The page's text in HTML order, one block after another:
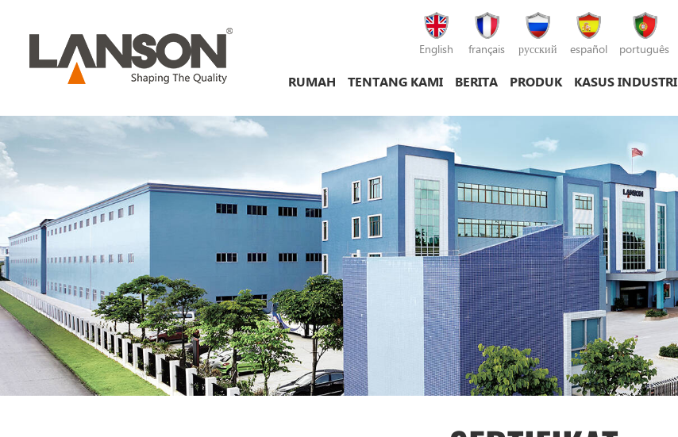
English français русский español português
RUMAH TENTANG KAMI BERITA PRODUK KASUS INDUSTRI